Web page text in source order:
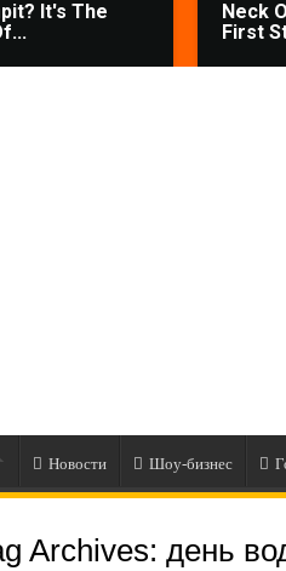
It's The
Neck
First
Новости Шоу-бизнес
Archives: день